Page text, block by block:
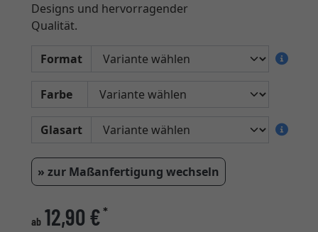
Designs und hervorragender
Qualität.
Format
Farbe
Glasart
» zur Maßanfertigung wechseln
ab 12,90 €*